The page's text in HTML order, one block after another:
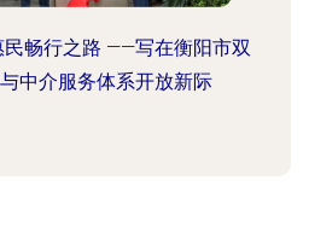
畅行之路 ——写在衡阳市双
中介服务体系开放新际